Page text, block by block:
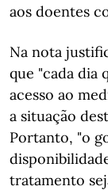
aos doentes
Na nota
que "cada dia
acesso ao
a situação
Portanto, "o
tratamento